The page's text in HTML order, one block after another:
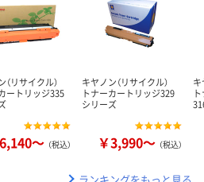
（リサイクル）
ートリッジ335
～ （税込）
キヤノン（リサイクル）
トナーカートリッジ329
シリーズ
￥3,990～ （税込）
ランキングをもっと見る